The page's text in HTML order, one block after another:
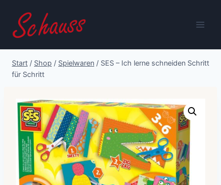
Inhalt
springen
Start / Shop / Spielwaren / SES – Ich lerne schneiden Schritt
für Schritt